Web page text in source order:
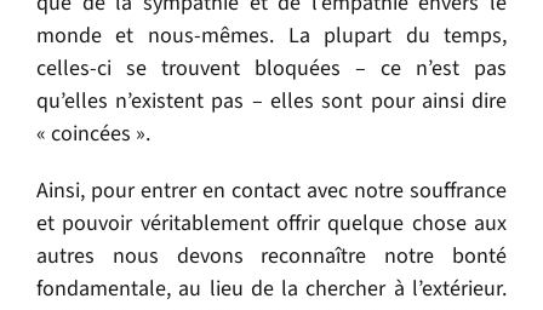
monde et nous-mêmes. La plupart du temps,
celles-ci se trouvent bloquées – ce n’est pas
qu’elles n’existent pas – elles sont pour ainsi dire
« coincées ».
Ainsi, pour entrer en contact avec notre souffrance
et pouvoir véritablement offrir quelque chose aux
autres nous devons reconnaître notre bonté
fondamentale, au lieu de la chercher à l’extérieur.